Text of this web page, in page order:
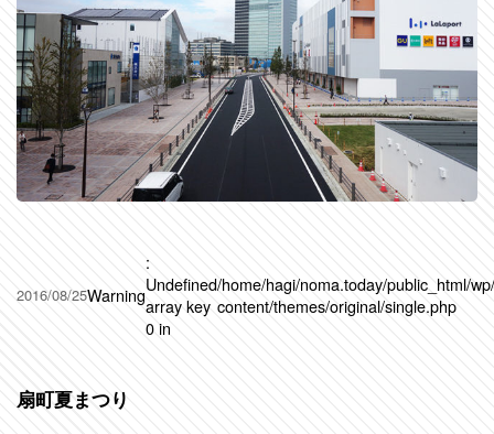
2016/08/25Warning
:
Undefined
array key
0 in
/home/hagi/noma.today/public_html/
content/themes/original/single.php
扇町夏まつり